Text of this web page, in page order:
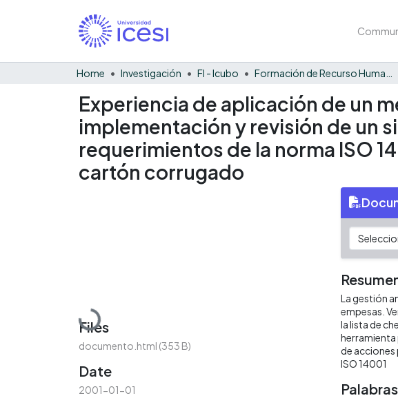
Home Investigación FI - Icubo
Experiencia de aplicación de un
implementación y revisión de un
requerimientos de la norma ISO
cartón corrugado
Loading...
Files
documento.html (353 B)
Date
2001-01-01
La gestión
empesas.
la lista de
herramienta
de acciones
ISO 14001